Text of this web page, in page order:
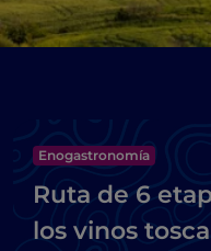
Enogastronomía
Ruta de 6
los vinos